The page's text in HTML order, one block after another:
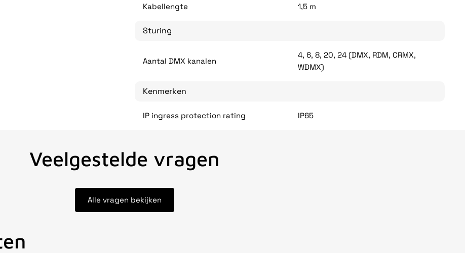
Kabellengte 1,5 m
Sturing
Aantal DMX kanalen
4, 6, 8, 20, 24 (DMX, RDM, CRMX,
WDMX)
Kenmerken
IP ingress protection rating IP65
Veelgestelde vragen
Alle vragen bekijken